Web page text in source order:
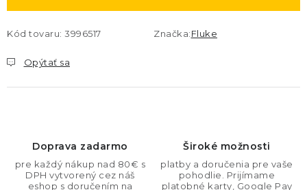
Kód tovaru: 3996517 Značka:Fluke
Opýtať sa
Doprava zadarmo
pre každý nákup nad 80€ s
DPH vytvorený cez náš
eshop s doručením na
Široké možnosti
platby a doručenia pre vaše
pohodlie. Prijímame
platobné karty, Google Pay